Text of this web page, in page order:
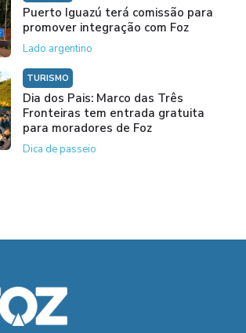
Puerto Iguazú terá comissão para
promover integração com Foz
Lado argentino
TURISMO
Dia dos Pais: Marco das Três
Fronteiras tem entrada gratuita
para moradores de Foz
Dica de passeio